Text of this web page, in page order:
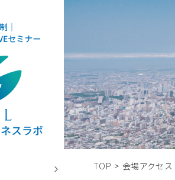
TOP > 会場アクセス